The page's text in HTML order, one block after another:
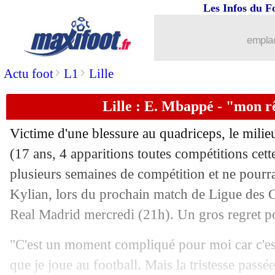
Actu foot> L1 > Lille
Les Infos du
Lille : E. Mbappé - "mon
Victime d'une blessure au quadriceps, le
(17 ans, 4 apparitions toutes compétitions
plusieurs semaines de compétition et ne
Kylian, lors du prochain match de Ligue des
Real Madrid mercredi (21h). Un gros regret
"C'est un moment compliqué pour moi car
que je joue au football. Mais la tristesse
EdF: Stéphan ému par Griezmann
01/10 LdC (U19)
01/10 OM: Valbuena croit toujours au titre
01/10 Bayern: Kane présent à
01/10 Nantes: Lepenant pas autorisé
01/10 Bordeaux: Valbuena furieux contre
01/10 Lyon: de nouveaux actes racistes en